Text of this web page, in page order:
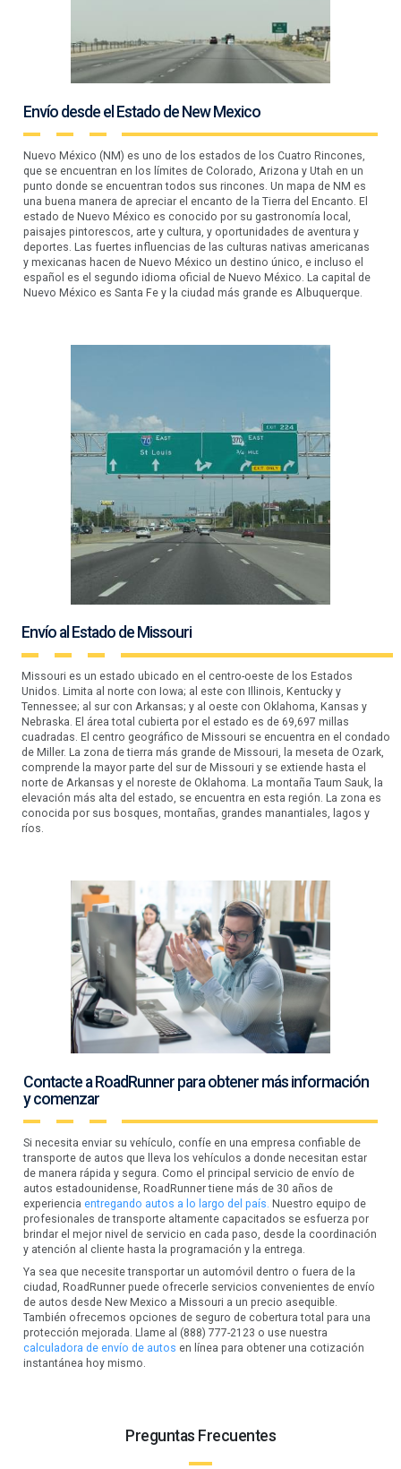
Envío desde el Estado de New Mexico
Nuevo México (NM) es uno de los estados de los Cuatro Rincones,
que se encuentran en los límites de Colorado, Arizona y Utah en un
punto donde se encuentran todos sus rincones. Un mapa de NM es
una buena manera de apreciar el encanto de la Tierra del Encanto. El
estado de Nuevo México es conocido por su gastronomía local,
paisajes pintorescos, arte y cultura, y oportunidades de aventura y
deportes. Las fuertes influencias de las culturas nativas americanas
y mexicanas hacen de Nuevo México un destino único, e incluso el
español es el segundo idioma oficial de Nuevo México. La capital de
Nuevo México es Santa Fe y la ciudad más grande es Albuquerque.
Envío al Estado de Missouri
Missouri es un estado ubicado en el centro-oeste de los Estados
Unidos. Limita al norte con Iowa; al este con Illinois, Kentucky y
Tennessee; al sur con Arkansas; y al oeste con Oklahoma, Kansas y
Nebraska. El área total cubierta por el estado es de 69,697 millas
cuadradas. El centro geográfico de Missouri se encuentra en el condado
de Miller. La zona de tierra más grande de Missouri, la meseta de Ozark,
comprende la mayor parte del sur de Missouri y se extiende hasta el
norte de Arkansas y el noreste de Oklahoma. La montaña Taum Sauk, la
elevación más alta del estado, se encuentra en esta región. La zona es
conocida por sus bosques, montañas, grandes manantiales, lagos y
ríos.
Contacte a RoadRunner para obtener más información
y comenzar
Si necesita enviar su vehículo, confíe en una empresa confiable de
transporte de autos que lleva los vehículos a donde necesitan estar
de manera rápida y segura. Como el principal servicio de envío de
autos estadounidense, RoadRunner tiene más de 30 años de
experienciaentregando autos a lo largo del país. Nuestro equipo de
profesionales de transporte altamente capacitados se esfuerza por
brindar el mejor nivel de servicio en cada paso, desde la coordinación
y atención al cliente hasta la programación y la entrega.
Ya sea que necesite transportar un automóvil dentro o fuera de la
ciudad, RoadRunner puede ofrecerle servicios convenientes de envío
de autos desde New Mexico a Missouri a un precio asequible.
También ofrecemos opciones de seguro de cobertura total para una
protección mejorada. Llame al (888) 777-2123 o use nuestra
calculadora de envío de autos en línea para obtener una cotización
instantánea hoy mismo.
Preguntas Frecuentes